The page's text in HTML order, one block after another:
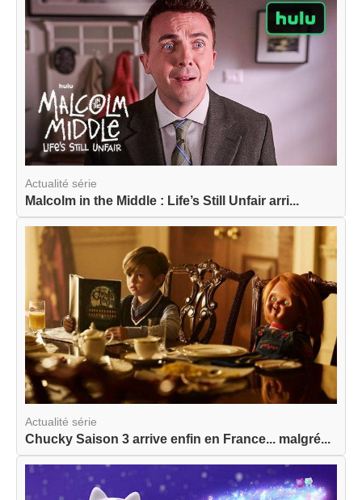
Actualité série
Malcolm in the Middle : Life’s Still Unfair arri...
Actualité série
Chucky Saison 3 arrive enfin en France... malgré...